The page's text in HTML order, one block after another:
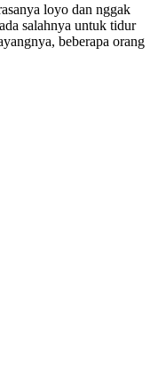
loyo dan nggak
salahnya untuk tidur
beberapa orang